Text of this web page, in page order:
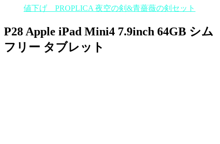
値下げ PROPLICA 夜空の剣&青薔薇の剣セット
P28 Apple iPad Mini4 7.9inch 64GB シム
フリー タブレット